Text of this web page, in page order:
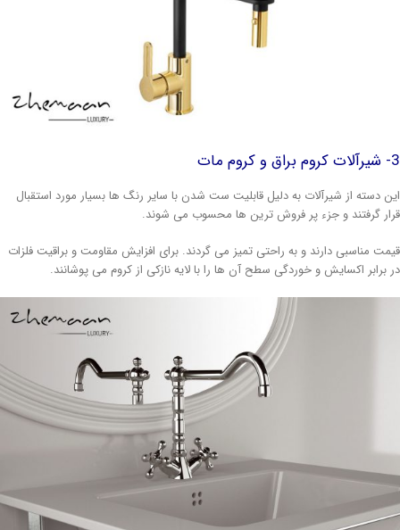
مات
دسته از شیرآلات به دلیل قابلیت ست شدن با سایر رنگ ها بسیار مورد استقبال
گرفتند و جزء پر فروش ترین ها محسوب می شوند.
مناسبی دارند و به راحتی تمیز می گردند. برای افزایش مقاومت و براقیت فلزات
برابر اکسایش و خوردگی سطح آن ها را با لایه نازکی از کروم می پوشانند.